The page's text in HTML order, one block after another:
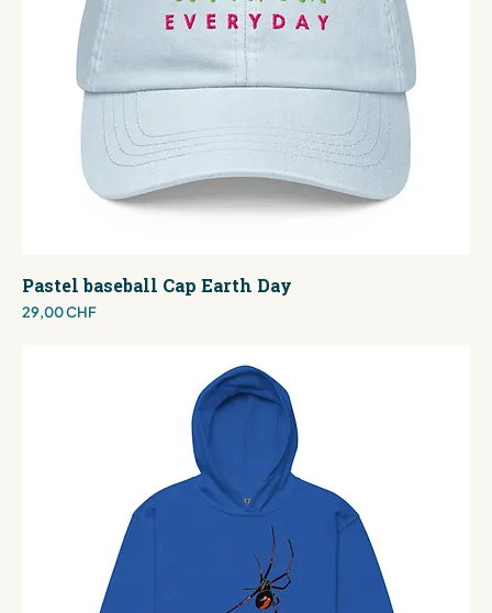
Pastel baseball Cap Earth Day
Preis
29,00 CHF